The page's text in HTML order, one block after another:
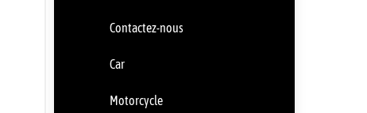
Contactez-nous
Car
Motorcycle